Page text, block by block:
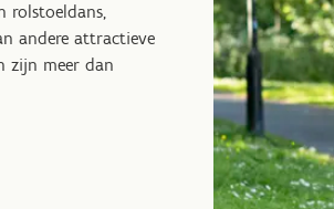
rolstoeldans,
andere attractieve
zijn meer dan